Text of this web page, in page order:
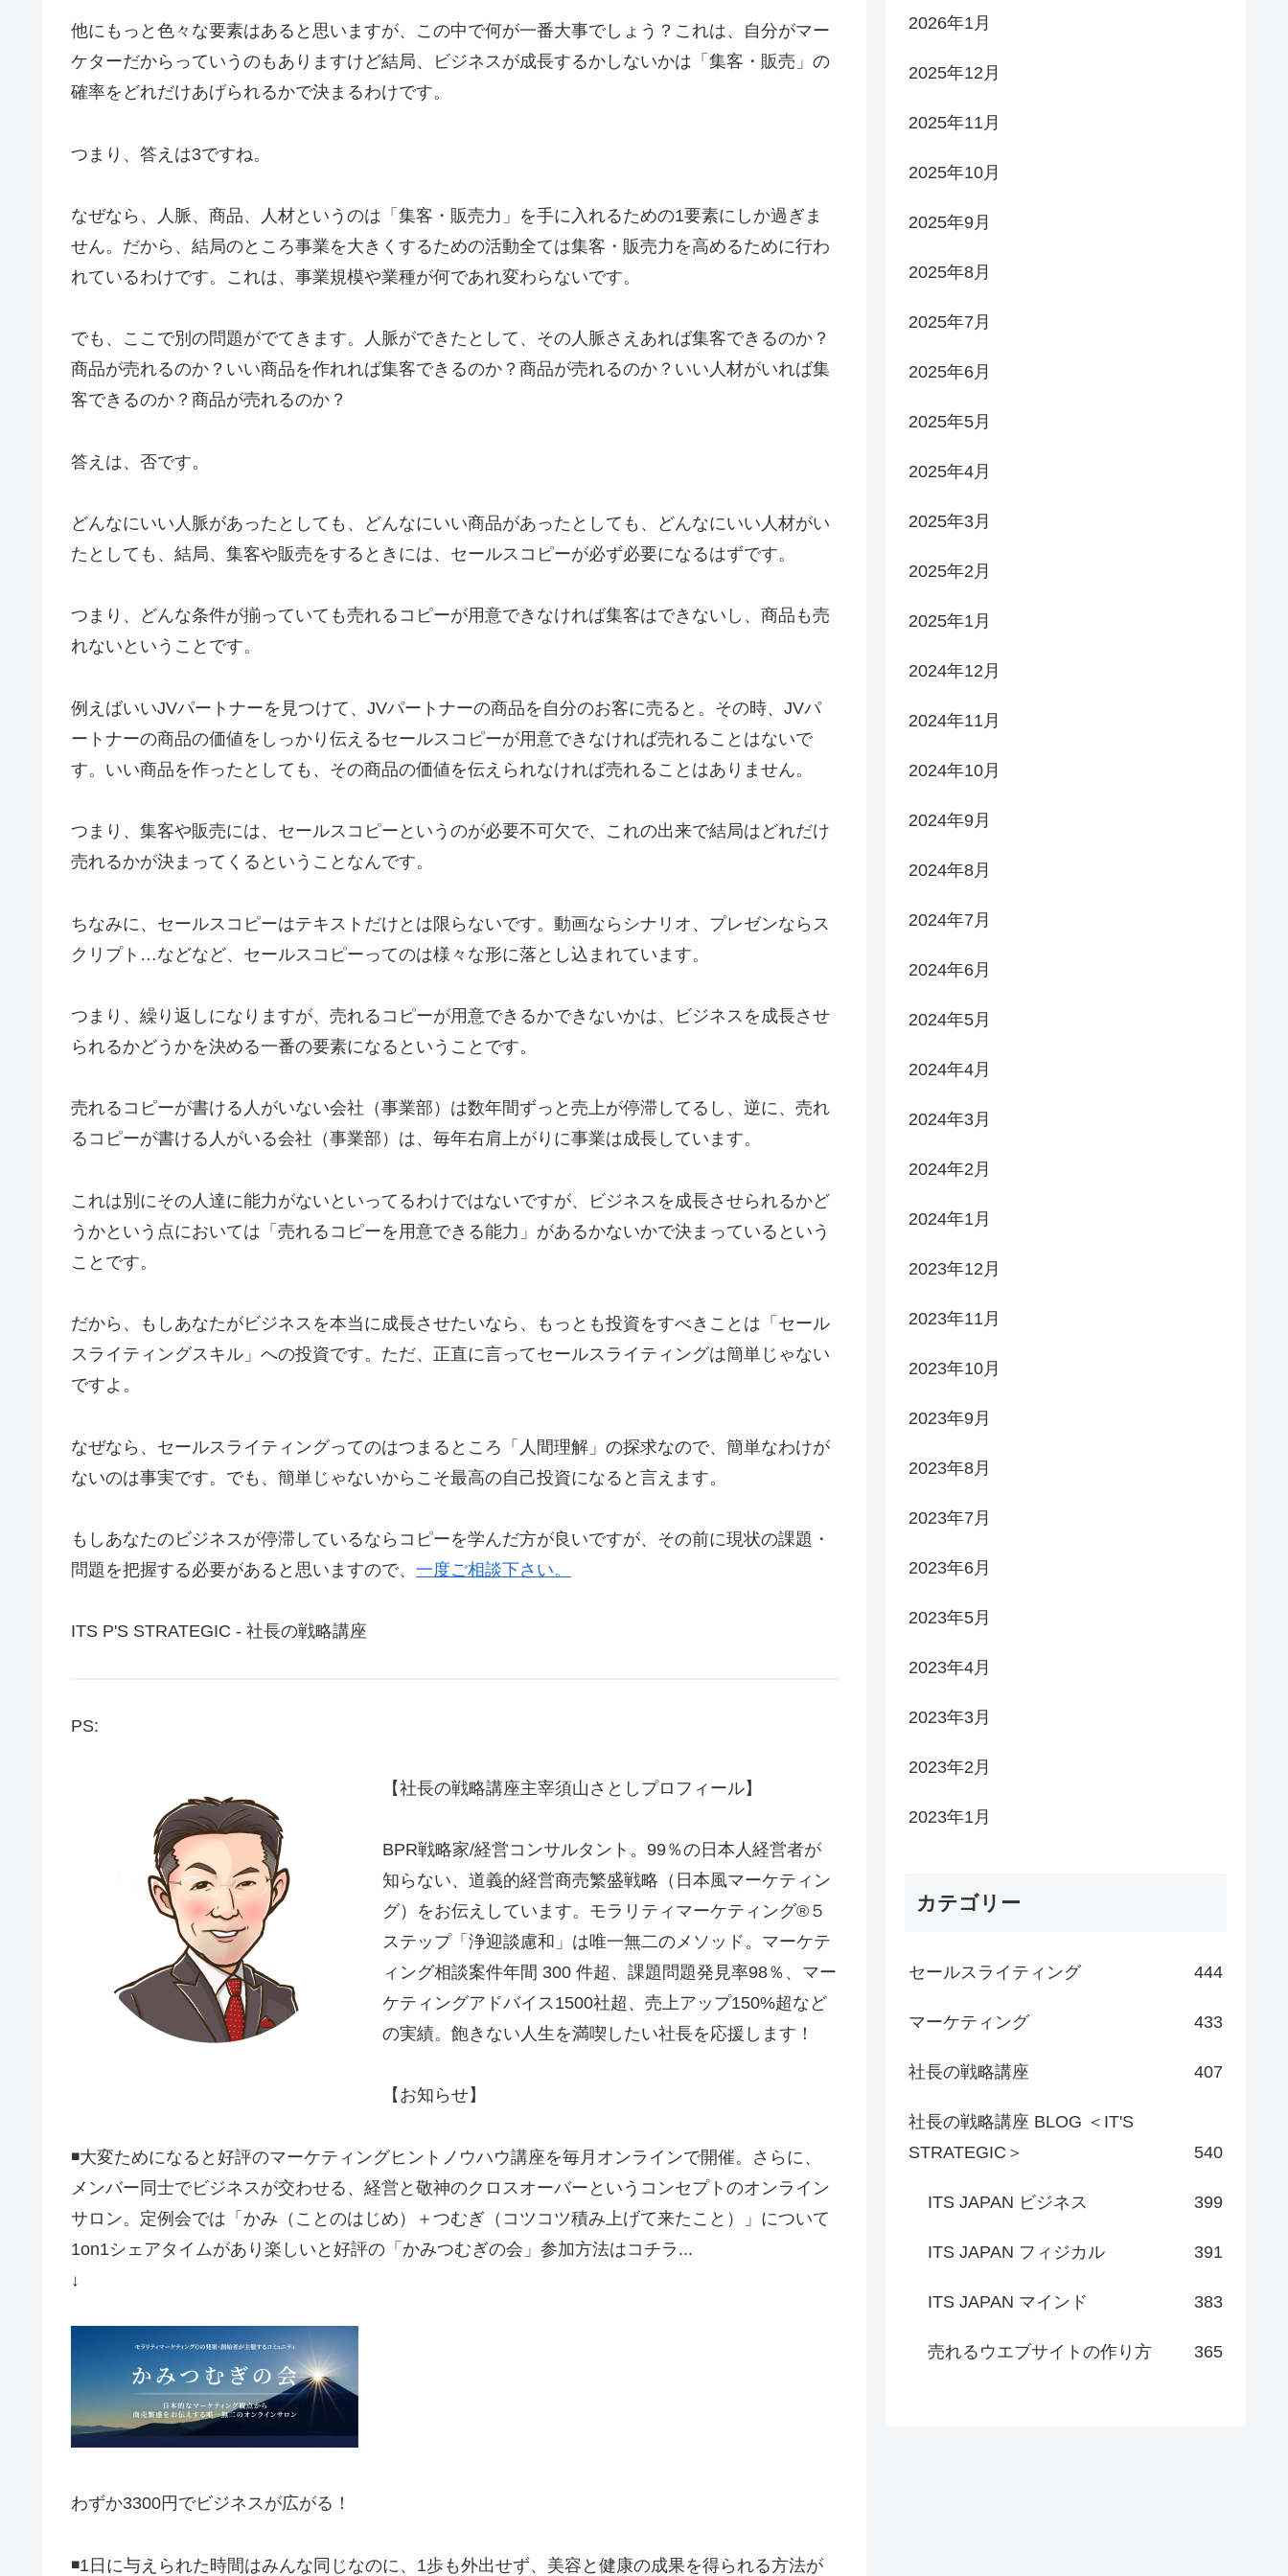
他にもっと色々な要素はあると思いますが、この中で何が一番大事でしょう？これは、自分がマー
ケターだからっていうのもありますけど結局、ビジネスが成長するかしないかは「集客・販売」の
確率をどれだけあげられるかで決まるわけです。
つまり、答えは3ですね。
なぜなら、人脈、商品、人材というのは「集客・販売力」を手に入れるための1要素にしか過ぎま
せん。だから、結局のところ事業を大きくするための活動全ては集客・販売力を高めるために行わ
れているわけです。これは、事業規模や業種が何であれ変わらないです。
でも、ここで別の問題がでてきます。人脈ができたとして、その人脈さえあれば集客できるのか？
商品が売れるのか？いい商品を作れれば集客できるのか？商品が売れるのか？いい人材がいれば集
客できるのか？商品が売れるのか？
答えは、否です。
どんなにいい人脈があったとしても、どんなにいい商品があったとしても、どんなにいい人材がい
たとしても、結局、集客や販売をするときには、セールスコピーが必ず必要になるはずです。
つまり、どんな条件が揃っていても売れるコピーが用意できなければ集客はできないし、商品も売
れないということです。
例えばいいJVパートナーを見つけて、JVパートナーの商品を自分のお客に売ると。その時、JVパ
ートナーの商品の価値をしっかり伝えるセールスコピーが用意できなければ売れることはないで
す。いい商品を作ったとしても、その商品の価値を伝えられなければ売れることはありません。
つまり、集客や販売には、セールスコピーというのが必要不可欠で、これの出来で結局はどれだけ
売れるかが決まってくるということなんです。
ちなみに、セールスコピーはテキストだけとは限らないです。動画ならシナリオ、プレゼンならス
クリプト…などなど、セールスコピーってのは様々な形に落とし込まれています。
つまり、繰り返しになりますが、売れるコピーが用意できるかできないかは、ビジネスを成長させ
られるかどうかを決める一番の要素になるということです。
売れるコピーが書ける人がいない会社（事業部）は数年間ずっと売上が停滞してるし、逆に、売れ
るコピーが書ける人がいる会社（事業部）は、毎年右肩上がりに事業は成長しています。
これは別にその人達に能力がないといってるわけではないですが、ビジネスを成長させられるかど
うかという点においては「売れるコピーを用意できる能力」があるかないかで決まっているという
ことです。
だから、もしあなたがビジネスを本当に成長させたいなら、もっとも投資をすべきことは「セール
スライティングスキル」への投資です。ただ、正直に言ってセールスライティングは簡単じゃない
ですよ。
なぜなら、セールスライティングってのはつまるところ「人間理解」の探求なので、簡単なわけが
ないのは事実です。でも、簡単じゃないからこそ最高の自己投資になると言えます。
もしあなたのビジネスが停滞しているならコピーを学んだ方が良いですが、その前に現状の課題・
問題を把握する必要があると思いますので、 一度ご相談下さい。
ITS P'S STRATEGIC - 社長の戦略講座
PS:
【社長の戦略講座主宰須山さとしプロフィール】
BPR戦略家/経営コンサルタント。99％の日本人経営者が
知らない、道義的経営商売繁盛戦略（日本風マーケティン
グ）をお伝えしています。モラリティマーケティング®️５
ステップ「浄迎談慮和」は唯一無二のメソッド。マーケテ
ィング相談案件年間 300 件超、課題問題発見率98％、マー
ケティングアドバイス1500社超、売上アップ150%超など
の実績。飽きない人生を満喫したい社長を応援します！
【お知らせ】
◾️大変ためになると好評のマーケティングヒントノウハウ講座を毎月オンラインで開催。さらに、
メンバー同士でビジネスが交わせる、経営と敬神のクロスオーバーというコンセプトのオンライン
サロン。定例会では「かみ（ことのはじめ）＋つむぎ（コツコツ積み上げて来たこと）」について
1on1シェアタイムがあり楽しいと好評の「かみつむぎの会」参加方法はコチラ...
↓
わずか3300円でビジネスが広がる！
◾️1日に与えられた時間はみんな同じなのに、1歩も外出せず、美容と健康の成果を得られる方法が
2026年1月
2025年12月
2025年11月
2025年10月
2025年9月
2025年8月
2025年7月
2025年6月
2025年5月
2025年4月
2025年3月
2025年2月
2025年1月
2024年12月
2024年11月
2024年10月
2024年9月
2024年8月
2024年7月
2024年6月
2024年5月
2024年4月
2024年3月
2024年2月
2024年1月
2023年12月
2023年11月
2023年10月
2023年9月
2023年8月
2023年7月
2023年6月
2023年5月
2023年4月
2023年3月
2023年2月
2023年1月
カテゴリー
セールスライティング 444
マーケティング 433
社長の戦略講座 407
社長の戦略講座 BLOG ＜IT'S
STRATEGIC＞
540
ITS JAPAN ビジネス 399
ITS JAPAN フィジカル 391
ITS JAPAN マインド 383
売れるウエブサイトの作り方 365